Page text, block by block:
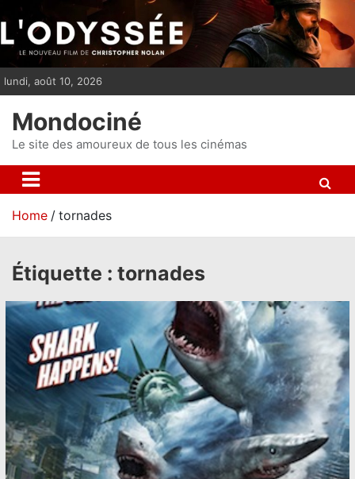
i
p
n
t
lundi, août 10, 2026
Mondociné
Le site des amoureux de tous les cinémas
Home tornades
Étiquette : tornades